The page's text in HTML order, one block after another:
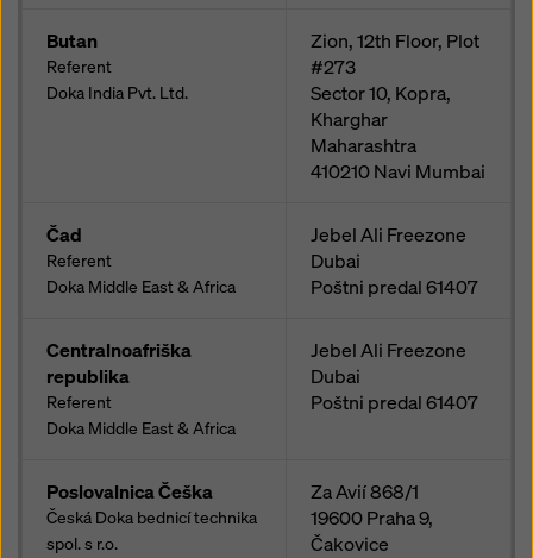
Butan
Referent
Doka India Pvt. Ltd.
Zion, 12th Floor, Plot
#273
Sector 10, Kopra,
Kharghar
Maharashtra
410210Navi Mumbai
Čad
Referent
Doka Middle East & Africa
Jebel Ali Freezone
Dubai
Poštni predal61407
Centralnoafriška
republika
Referent
Doka Middle East & Africa
Jebel Ali Freezone
Dubai
Poštni predal61407
Poslovalnica Češka
Česká Doka bednicí technika
spol. s r.o.
Za Avií 868/1
19600Praha 9,
Čakovice